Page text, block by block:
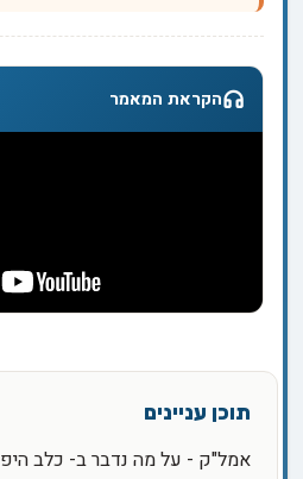
הקראת המאמר
אמל"ק - על מה נדבר ב- כלב